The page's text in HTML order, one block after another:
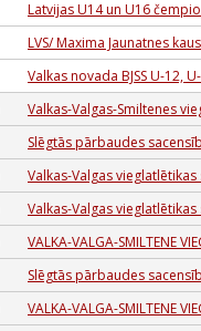
Latvijas U14 un U16
LVS/ Maxima Jaunatnes
Valkas novada BJSS U-12,
Valkas-Valgas-Smiltenes
Slēgtās pārbaudes
Valkas-Valgas
Valkas-Valgas
VALKA-VALGA-SMILTENE
Slēgtās pārbaudes
VALKA-VALGA-SMILTENE